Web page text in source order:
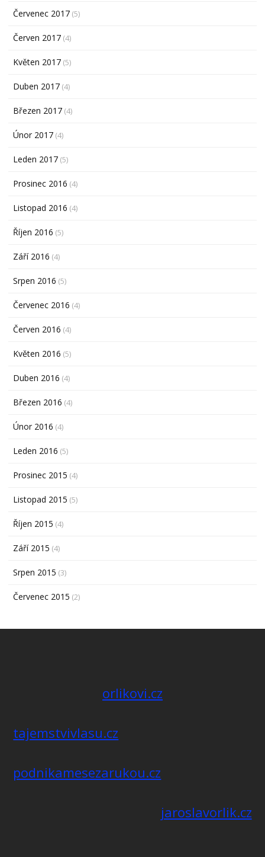
Červenec 2017 (5)
Červen 2017 (4)
Květen 2017 (5)
Duben 2017 (4)
Březen 2017 (4)
Únor 2017 (4)
Leden 2017 (5)
Prosinec 2016 (4)
Listopad 2016 (4)
Říjen 2016 (5)
Září 2016 (4)
Srpen 2016 (5)
Červenec 2016 (4)
Červen 2016 (4)
Květen 2016 (5)
Duben 2016 (4)
Březen 2016 (4)
Únor 2016 (4)
Leden 2016 (5)
Prosinec 2015 (4)
Listopad 2015 (5)
Říjen 2015 (4)
Září 2015 (4)
Srpen 2015 (3)
Červenec 2015 (2)
orlikovi.cz
tajemstvivlasu.cz
podnikamesezarukou.cz
jaroslavorlik.cz